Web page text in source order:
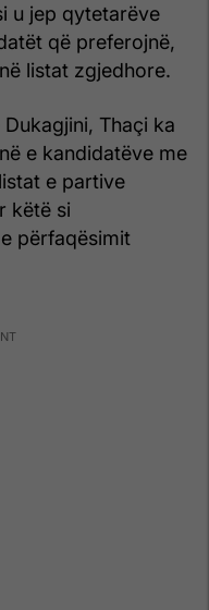
u jep qytetarëve
që preferojnë,
listat zgjedhore.
Dukagjini, Thaçi ka
e kandidatëve me
e partive
këtë si
përfaqësimit